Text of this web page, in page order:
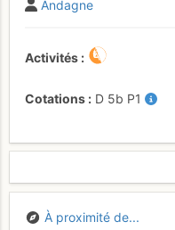
Andagne
Activités
Cotations D 5b P1
À proximité de...